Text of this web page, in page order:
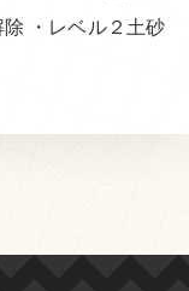
・レベル２土砂